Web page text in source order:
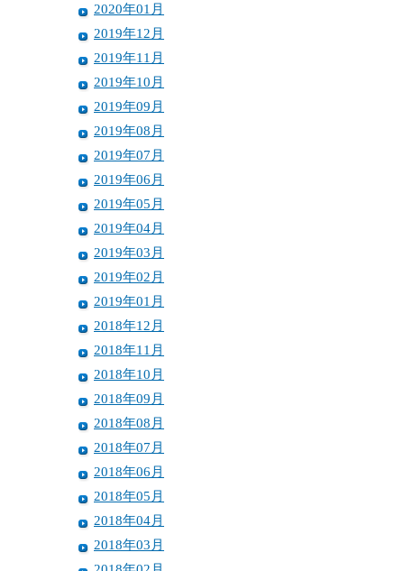
2020年01月
2019年12月
2019年11月
2019年10月
2019年09月
2019年08月
2019年07月
2019年06月
2019年05月
2019年04月
2019年03月
2019年02月
2019年01月
2018年12月
2018年11月
2018年10月
2018年09月
2018年08月
2018年07月
2018年06月
2018年05月
2018年04月
2018年03月